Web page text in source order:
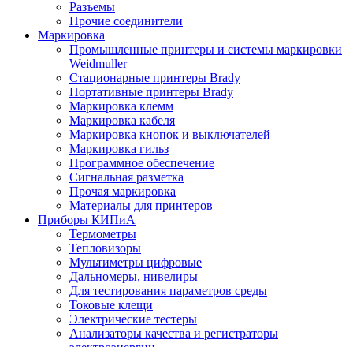
Разъемы
Прочие соединители
Маркировка
Промышленные принтеры и системы маркировки
Weidmuller
Стационарные принтеры Brady
Портативные принтеры Brady
Маркировка клемм
Маркировка кабеля
Маркировка кнопок и выключателей
Маркировка гильз
Программное обеспечение
Сигнальная разметка
Прочая маркировка
Материалы для принтеров
Приборы КИПиА
Термометры
Тепловизоры
Мультиметры цифровые
Дальномеры, нивелиры
Для тестирования параметров среды
Токовые клещи
Электрические тестеры
Анализаторы качества и регистраторы